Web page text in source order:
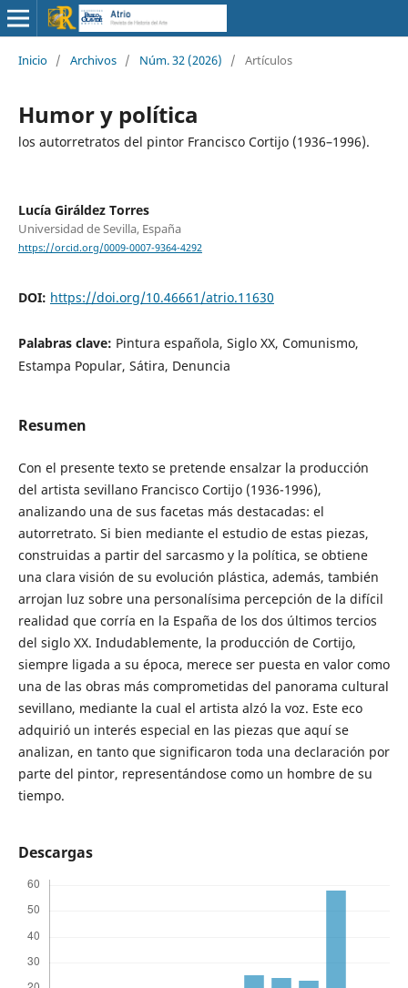
Inicio / Archivos / Núm. 32 (2026) / Artículos
Humor y política
los autorretratos del pintor Francisco Cortijo (1936–1996).
Lucía Giráldez Torres
Universidad de Sevilla, España
https://orcid.org/0009-0007-9364-4292
DOI: https://doi.org/10.46661/atrio.11630
Palabras clave: Pintura española, Siglo XX, Comunismo,
Estampa Popular, Sátira, Denuncia
Resumen
Con el presente texto se pretende ensalzar la producción
del artista sevillano Francisco Cortijo (1936-1996),
analizando una de sus facetas más destacadas: el
autorretrato. Si bien mediante el estudio de estas piezas,
construidas a partir del sarcasmo y la política, se obtiene
una clara visión de su evolución plástica, además, también
arrojan luz sobre una personalísima percepción de la difícil
realidad que corría en la España de los dos últimos tercios
del siglo XX. Indudablemente, la producción de Cortijo,
siempre ligada a su época, merece ser puesta en valor como
una de las obras más comprometidas del panorama cultural
sevillano, mediante la cual el artista alzó la voz. Este eco
adquirió un interés especial en las piezas que aquí se
analizan, en tanto que significaron toda una declaración por
parte del pintor, representándose como un hombre de su
tiempo.
Descargas